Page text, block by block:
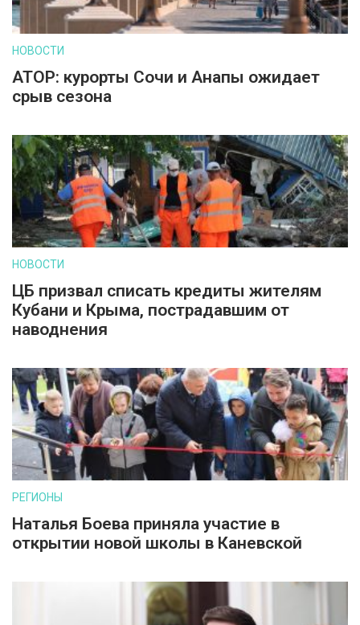
НОВОСТИ
АТОР: курорты Сочи и Анапы ожидает
срыв сезона
НОВОСТИ
ЦБ призвал списать кредиты жителям
Кубани и Крыма, пострадавшим от
наводнения
РЕГИОНЫ
Наталья Боева приняла участие в
открытии новой школы в Каневской